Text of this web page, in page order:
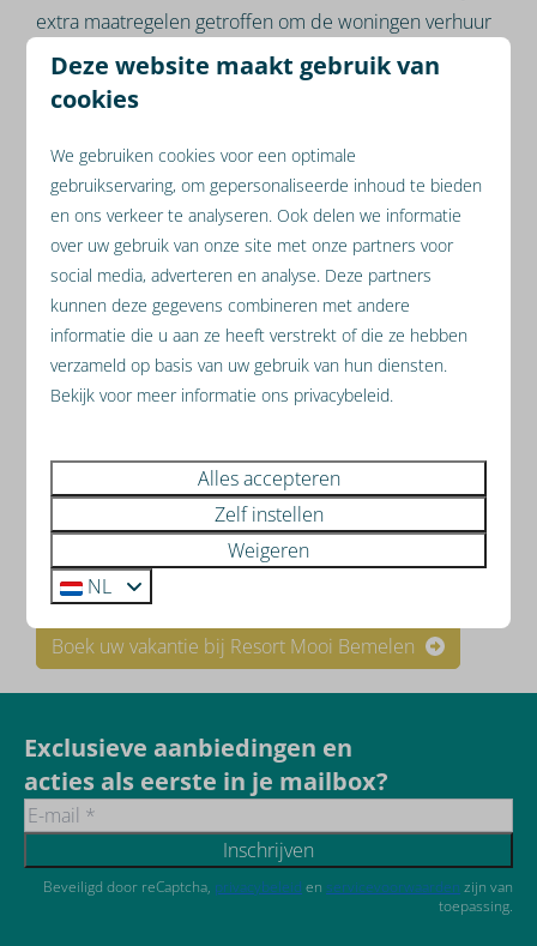
extra maatregelen getroffen om de woningen verhuur
klaar te maken voor u.
Wij begrijpen dat u ondanks de maatregelen niet in
vertrouwd. Helaas kunnen wij de gemaakte
reserveringen niet kosteloos annuleren.
U kunt uw
reservering wel verplaatsen naar een
vergelijkbare periode. Bij annulering betaalt u een
vergoeding aan Resort Mooi Bemelen, zoals mee
akkoord gegaan op dag van reserveren.
Wilt u graag een afspraak maken met een van onze
gerust met onze receptiemedewerksters voor het
inplannen van een afspraak.
Team Resort Mooi Bemelen
Boek uw vakantie bij Resort Mooi Bemelen
Exclusieve aanbiedingen en
acties als eerste in je mailbox?
Inschrijven
Beveiligd door reCaptcha, privacybeleid en servicevoorwaarden zijn van
toepassing.
Deze website maakt gebruik van
cookies
We gebruiken cookies voor een optimale
gebruikservaring, om gepersonaliseerde inhoud te bieden
en ons verkeer te analyseren. Ook delen we informatie
over uw gebruik van onze site met onze partners voor
social media, adverteren en analyse. Deze partners
kunnen deze gegevens combineren met andere
informatie die u aan ze heeft verstrekt of die ze hebben
verzameld op basis van uw gebruik van hun diensten.
Bekijk voor meer informatie ons privacybeleid.
Alles accepteren
Zelf instellen
Weigeren
NL